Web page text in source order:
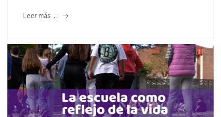
Leer más…